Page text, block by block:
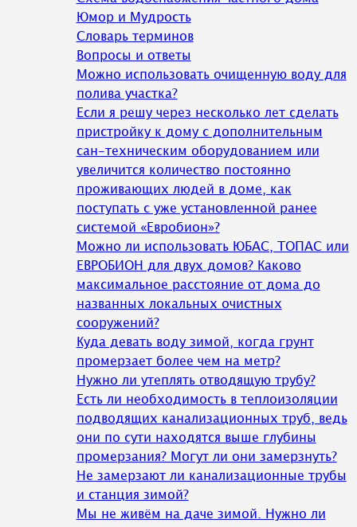
Юмор и Мудрость
Словарь терминов
Вопросы и ответы
Можно использовать очищенную воду для
полива участка?
Если я решу через несколько лет сделать
пристройку к дому с дополнительным
сан-техническим оборудованием или
увеличится количество постоянно
проживающих людей в доме, как
поступать с уже установленной ранее
системой «Евробион»?
Можно ли использовать ЮБАС, ТОПАС или
ЕВРОБИОН для двух домов? Каково
максимальное расстояние от дома до
названных локальных очистных
сооружений?
Куда девать воду зимой, когда грунт
промерзает более чем на метр?
Нужно ли утеплять отводящую трубу?
Есть ли необходимость в теплоизоляции
подводящих канализационных труб, ведь
они по сути находятся выше глубины
промерзания? Могут ли они замерзнуть?
Не замерзают ли канализационные трубы
и станция зимой?
Мы не живём на даче зимой. Нужно ли